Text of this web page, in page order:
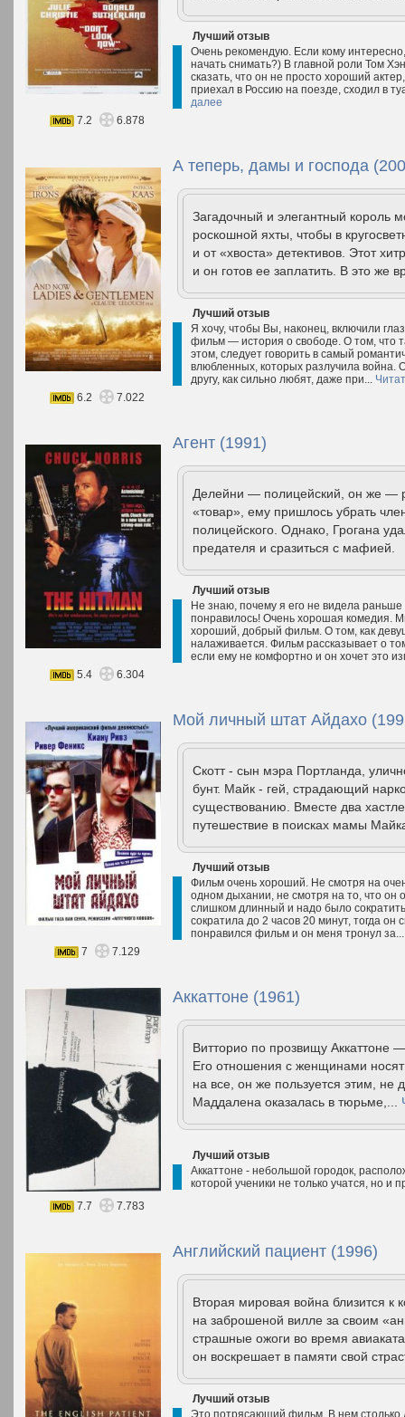
Лучший отзыв
Очень рекомендую. Если кому
начать снимать?) В главной роли Том
сказать, что он не просто хороший
приехал в Россию на поезде, сходил в
далее
7.2
6.878
А теперь, дамы и господа
Загадочный и элегантный король
роскошной яхты, чтобы в
и от «хвоста» детективов. Этот
и он готов ее заплатить. В это же
Лучший отзыв
Я хочу, чтобы Вы, наконец, включили
фильм — история о свободе. О том, что
этом, следует говорить в самый
влюбленных, которых разлучила война.
другу, как сильно любят, даже при...
6.2
7.022
Агент (1991)
Делейни — полицейский, он же —
«товар», ему пришлось убрать
полицейского. Однако, Грогана
предателя и сразиться с мафией.
Лучший отзыв
Не знаю, почему я его не видела
понравилось! Очень хорошая комедия.
хороший, добрый фильм. О том, как
налаживается. Фильм рассказывает о
если ему не комфортно и он хочет это
5.4
6.304
Мой личный штат Айдахо
Скотт - сын мэра Портланда,
бунт. Майк - гей, страдающий
существованию. Вместе два
путешествие в поисках мамы
Лучший отзыв
Фильм очень хороший. Не смотря на
одном дыхании, не смотря на то, что он
слишком длинный и надо было
сократила до 2 часов 20 минут, тогда
понравился фильм и он меня тронул
7
7.129
Аккаттоне (1961)
Витторио по прозвищу Аккаттоне
Его отношения с женщинами носят
на все, он же пользуется этим, не
Маддалена оказалась в тюрьме,...
Лучший отзыв
Аккаттоне - небольшой городок,
которой ученики не только учатся, но и
7.7
7.783
Английский пациент (1996)
Вторая мировая война близится к
на заброшеной вилле за своим
страшные ожоги во время
он воскрешает в памяти свой
Лучший отзыв
Это потрясающий фильм. В нем столько